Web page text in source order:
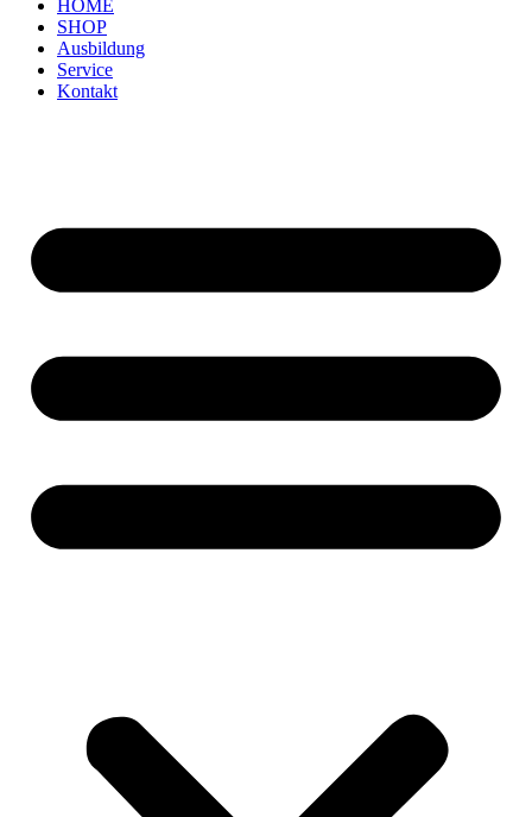
HOME
SHOP
Ausbildung
Service
Kontakt